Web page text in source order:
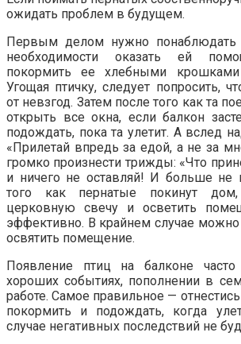
ожидать проблем в будущем.
Первым делом нужно понаблюдать
необходимости оказать ей
покормить ее хлебными
Угощая птичку, следует попросить,
от невзгод. Затем после того как та
открыть все окна, если балкон
подождать, пока та улетит. А вслед
«Прилетай впредь за едой, а не за
громко произнести трижды: «Что
и ничего не оставляй! И больше не
того как пернатые покинут
церковную свечу и осветить
эффективно. В крайнем случае
освятить помещение.
Появление птиц на балконе часто
хороших событиях, пополнении в
работе. Самое правильное —
покормить и подождать, когда
случае негативных последствий не